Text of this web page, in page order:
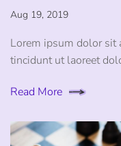
Aug 19, 2019
Lorem ipsum dolor sit
tincidunt ut laoreet
Read More